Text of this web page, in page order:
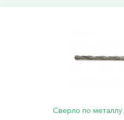
Сверло по